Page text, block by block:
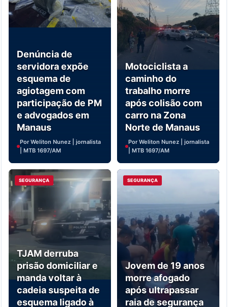
Denúncia de
servidora expõe
esquema de
agiotagem com
participação de PM
e advogados em
Manaus
Por Weliton Nunez | jornalista
| MTB 1697/AM
Motociclista a
caminho do
trabalho morre
após colisão com
carro na Zona
Norte de Manaus
Por Weliton Nunez | jornalista
| MTB 1697/AM
SEGURANÇA
TJAM derruba
prisão domiciliar e
manda voltar à
cadeia suspeita de
esquema ligado à
SEGURANÇA
Jovem de 19 anos
morre afogado
após ultrapassar
raia de segurança